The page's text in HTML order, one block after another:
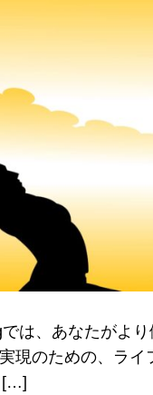
は、あなたがよ
現のための、ラ
[…]